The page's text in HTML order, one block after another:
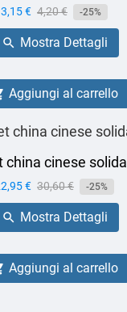
Prezzo
3,15 € Prezzo
base
4,20 € -25%
 Mostra Dettagli
Aggiungi al carrello
china cinese solida
€ Prezzo
base
30,60 € -25%
 Mostra Dettagli
Aggiungi al carrello